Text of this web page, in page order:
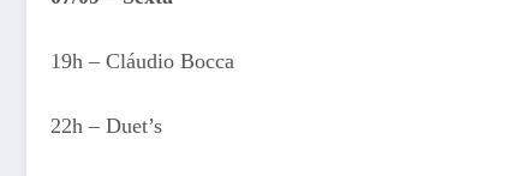
19h – Cláudio Bocca
22h – Duet’s